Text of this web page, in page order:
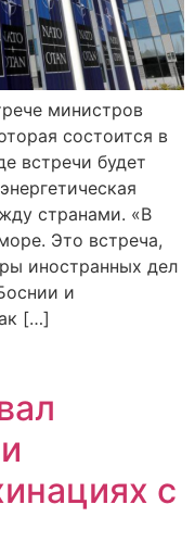
министров
состоится в
встречи будет
странами. «В
Это встреча,
иностранных дел
и
[…]
с